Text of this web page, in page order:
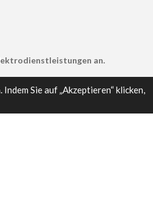
Sie auf „Akzeptieren“ klicken,
an.